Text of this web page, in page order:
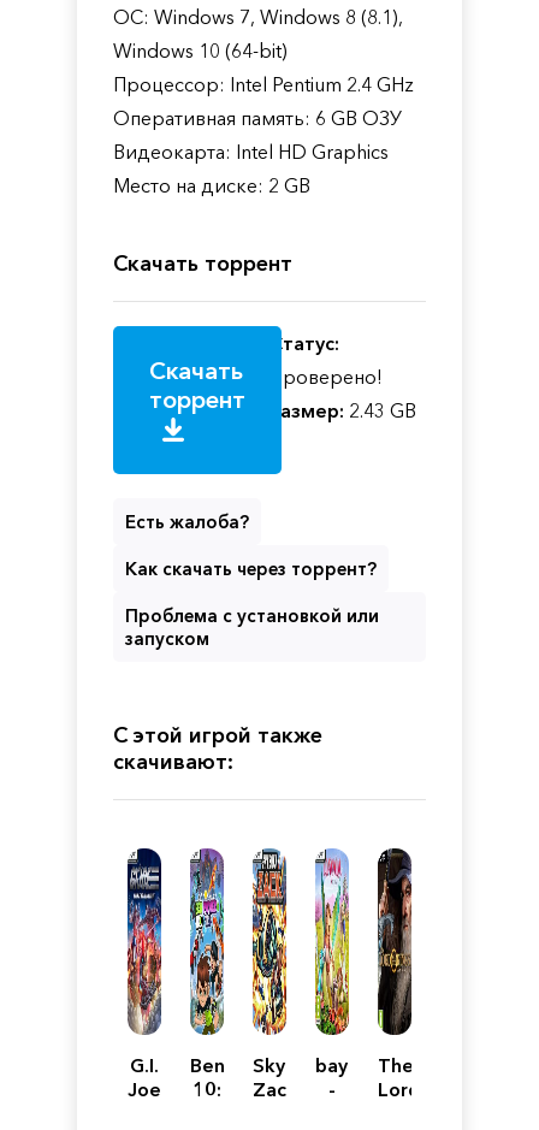
ОС: Windows 7, Windows 8 (8.1),
Windows 10 (64-bit)
Процессор: Intel Pentium 2.4 GHz
Оперативная память: 6 GB ОЗУ
Видеокарта: Intel HD Graphics
Место на диске: 2 GB
Скачать торрент
Скачать
торрент
Статус:
Проверено!
Размер: 2.43 GB
Есть жалоба?
Как скачать через торрент?
Проблема с установкой или
запуском
С этой игрой также
скачивают:
G.I.
Joe:
Ben
10:
Skybolt
Zack
bayala
-
The
Lord